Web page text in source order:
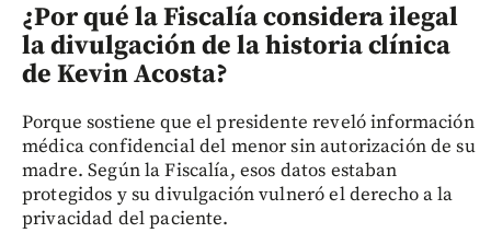
¿Por qué la Fiscalía considera ilegal
la divulgación de la historia clínica
de Kevin Acosta?
Porque sostiene que el presidente reveló información
médica confidencial del menor sin autorización de su
madre. Según la Fiscalía, esos datos estaban
protegidos y su divulgación vulneró el derecho a la
privacidad del paciente.